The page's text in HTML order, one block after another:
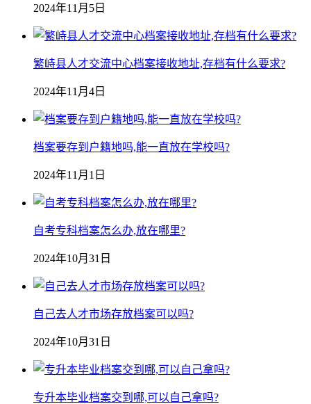
2024年11月5日
繁峙县人才交流中心档案接收地址,存档有什么要求?
2024年11月4日
档案要存到户籍地吗,能一直放在学校吗?
2024年11月1日
自考专科档案怎么办,放在哪里?
2024年10月31日
自己去人才市场存放档案可以吗?
2024年10月31日
专升本毕业档案交到哪,可以自己拿吗?